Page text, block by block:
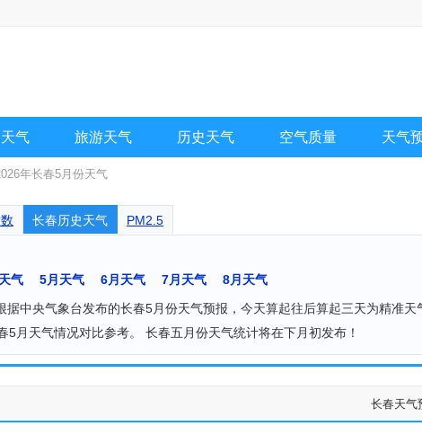
气 旅游天气 历史天气 空气质量 天气
年长春5月份天气
长春历史天气 PM2.5
气 5月天气 6月天气 7月天气
8月天气
据中央气象台发布的长春5月份天气预报，今天算起往后算起三天为精准天
月天气情况对比参考。 长春五月份天气统计将在下月初发布！
长春天气